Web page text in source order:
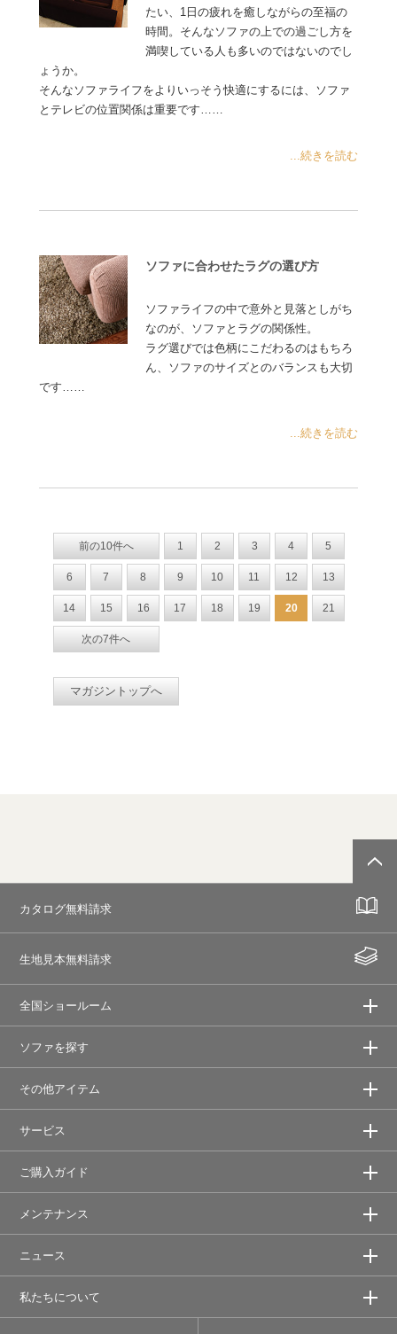
たい、1日の疲れを癒しながらの至福の
時間。そんなソファの上での過ごし方を
満喫している人も多いのではないのでし
ょうか。
そんなソファライフをよりいっそう快適にするには、ソファ
とテレビの位置関係は重要です……
...続きを読む
ソファに合わせたラグの選び方
ソファライフの中で意外と見落としがち
なのが、ソファとラグの関係性。
ラグ選びでは色柄にこだわるのはもちろ
ん、ソファのサイズとのバランスも大切
です……
...続きを読む
前の10件へ 1 2 3 4 5
6 7 8 9 10 11 12 13
14 15 16 17 18 19 20 21
次の7件へ
マガジントップへ
カタログ無料請求
生地見本無料請求
全国ショールーム
ソファを探す
その他アイテム
サービス
ご購入ガイド
メンテナンス
ニュース
私たちについて